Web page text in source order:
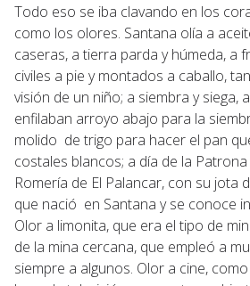
Todo eso se iba clavando en los
como los olores. Santana olía a
caseras, a tierra parda y húmeda, a
civiles a pie y montados a caballo,
visión de un niño; a siembra y siega,
enfilaban arroyo abajo para la
molido de trigo para hacer el pan
costales blancos; a día de la Patrona
Romería de El Palancar, con su jota
que nació en Santana y se conoce
Olor a limonita, que era el tipo de
de la mina cercana, que empleó a
siempre a algunos. Olor a cine,